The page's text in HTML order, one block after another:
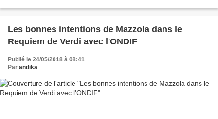
Les bonnes intentions de Mazzola dans le
Requiem de Verdi avec l'ONDIF
Publié le 24/05/2018 à 08:41
Par andika